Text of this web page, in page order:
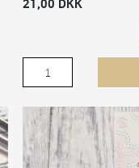
21,00 DKK